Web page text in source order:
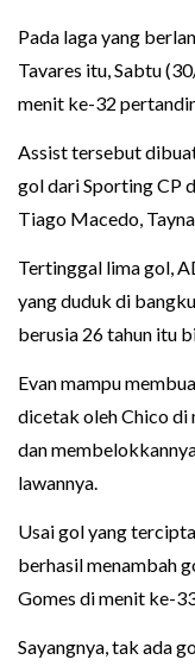
Pada laga yang
Tavares itu, Sabtu
menit ke-32
Assist tersebut
gol dari Sporting CP
Tiago Macedo,
Tertinggal lima gol,
yang duduk di
berusia 26 tahun itu
Evan mampu
dicetak oleh Chico di
dan
lawannya.
Usai gol yang
berhasil menambah
Gomes di menit ke-
Sayangnya, tak ada